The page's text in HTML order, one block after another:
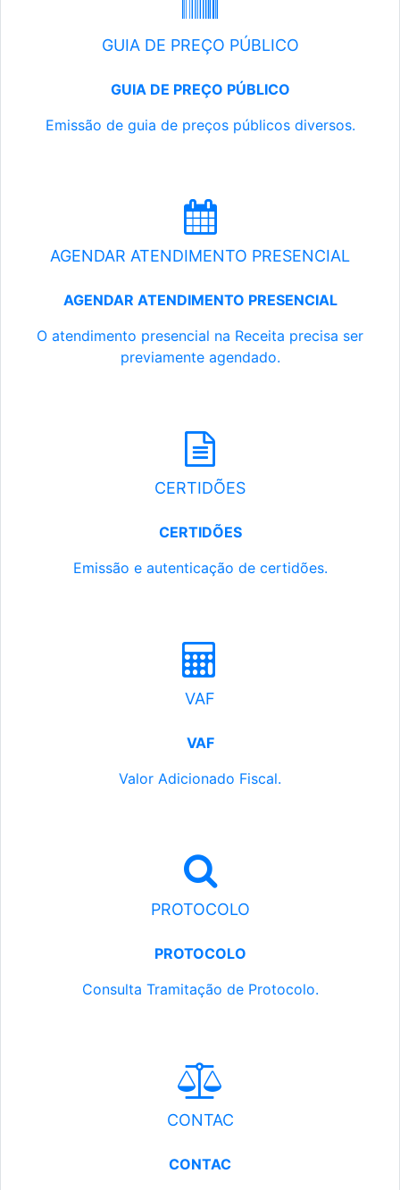
GUIA DE PREÇO PÚBLICO
GUIA DE PREÇO PÚBLICO
Emissão de guia de preços públicos diversos.
AGENDAR ATENDIMENTO PRESENCIAL
AGENDAR ATENDIMENTO PRESENCIAL
O atendimento presencial na Receita precisa ser
previamente agendado.
CERTIDÕES
CERTIDÕES
Emissão e autenticação de certidões.
VAF
VAF
Valor Adicionado Fiscal.
PROTOCOLO
PROTOCOLO
Consulta Tramitação de Protocolo.
CONTAC
CONTAC